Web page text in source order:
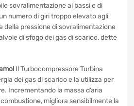
le quali modificano
passaggio dei gas tramite alette
permette al turbocompressore di
sovralimentazione ai bassi e di
numero di giri troppo elevato agli
apposite valvole di sfogo dei
Il Turbocompressore Turbina